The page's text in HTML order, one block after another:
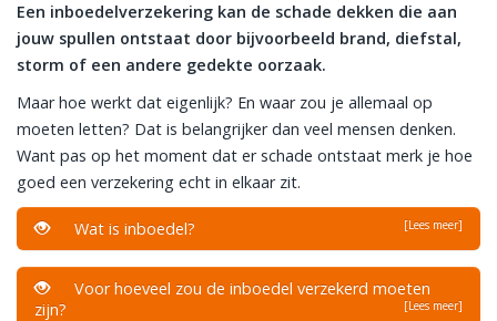
Een inboedelverzekering kan de schade dekken die aan
jouw spullen ontstaat door bijvoorbeeld brand, diefstal,
storm of een andere gedekte oorzaak.
Maar hoe werkt dat eigenlijk? En waar zou je allemaal op
moeten letten? Dat is belangrijker dan veel mensen denken.
Want pas op het moment dat er schade ontstaat merk je hoe
goed een verzekering echt in elkaar zit.
Wat is inboedel? [Lees meer]
Voor hoeveel zou de inboedel verzekerd moeten
zijn?
[Lees meer]